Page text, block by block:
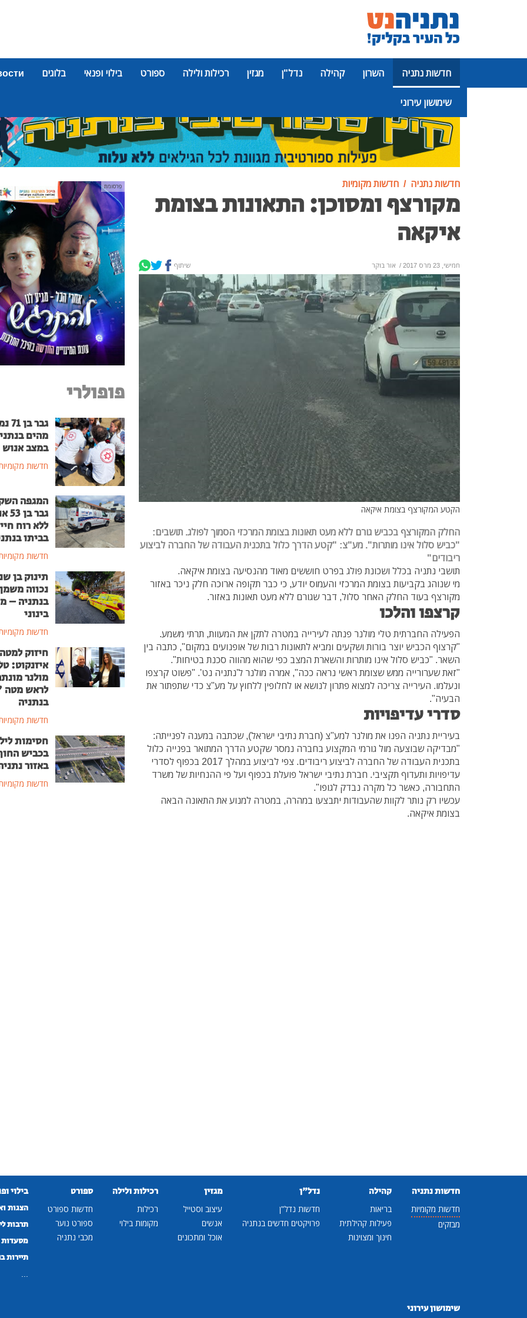
חדשות נתניה השרון קהילה נדל"ן מגזין רכילות ולילה ספורט בילוי ופנאי בלוגים
שימושון עירוני
פרסומת
חדשות נתניה חדשות מקומיות
מקורצף ומסוכן: התאונות בצומת
איקאה
חמישי, 23 מרס 2017 / אור בוקר שיתוף
הקטע המקורצף בצומת איקאה
החלק המקורצף בכביש גורם ללא מעט תאונות בצומת המרכזי הסמוך לפולג. תושבים:
"כביש סלול אינו מותרות". מע"צ: "קטע הדרך כלול בתכנית העבודה של החברה לביצוע
ריבודים"
תושבי נתניה בכלל ושכונת פולג בפרט חוששים מאוד מהנסיעה בצומת איקאה.
מי שנוהג בקביעות בצומת המרכזי והעמוס יודע, כי כבר תקופה ארוכה חלק ניכר באזור
מקורצף בעוד החלק האחר סלול, דבר שגורם ללא מעט תאונות באזור.
קרצפו והלכו
הפעילה החברתית טלי מולנר פנתה לעירייה במטרה לתקן את המעוות, תרתי משמע.
"קרצוף הכביש יוצר בורות ושקעים ומביא לתאונות רבות של אופנועים במקום", כתבה בין
השאר. "כביש סלול אינו מותרות והשארת המצב כפי שהוא מהווה סכנת בטיחות".
"זאת שערורייה ממש שצומת ראשי נראה ככה", אמרה מולנר ל'נתניה נט'. "פשוט קרצפו
ונעלמו. העירייה צריכה למצוא פתרון לנושא או לחלופין ללחוץ על מע"צ כדי שתפתור את
הבעיה".
סדרי עדיפויות
בעיריית נתניה הפנו את מולנר למע"צ (חברת נתיבי ישראל), שכתבה במענה לפנייתה:
"מבדיקה שבוצעה מול גורמי המקצוע בחברה נמסר שקטע הדרך המתואר בפנייה כלול
בתכנית העבודה של החברה לביצוע ריבודים. צפי לביצוע במהלך 2017 בכפוף לסדרי
עדיפויות ותעדוף תקציבי. חברת נתיבי ישראל פועלת בכפוף ועל פי ההנחיות של משרד
התחבורה, כאשר כל מקרה נבדק לגופו".
עכשיו רק נותר לקוות שהעבודות יתבצעו במהרה, במטרה למנוע את התאונה הבאה
בצומת איקאה.
פרסומת
פופולרי
גבר
מהים
במצב אנוש
חדשות
המגפה
גבר
ללא רוח
בביתו
חדשות
תינוק בן
נכווה
בנתניה –
בינוני
חדשות
חיזוק למטה
איזנקוט:
מולנר
לראש
בנתניה
חדשות
חסימות
בכביש
באזור
חדשות
חדשות נתניה
חדשות מקומיות
מבזקים
קהילה
בריאות
פעילות קהילתית
חינוך ומצוינות
נדל"ן
חדשות נדל"ן
פרויקטים חדשים בנתניה
מגזין
עיצוב וסטייל
אנשים
אוכל ומתכונים
רכילות ולילה
רכילות
מקומות בילוי
ספורט
חדשות ספורט
ספורט נוער
מכבי נתניה
בילוי
הצגות
תרבות
מסעדות
תיירות
שימושון עירוני